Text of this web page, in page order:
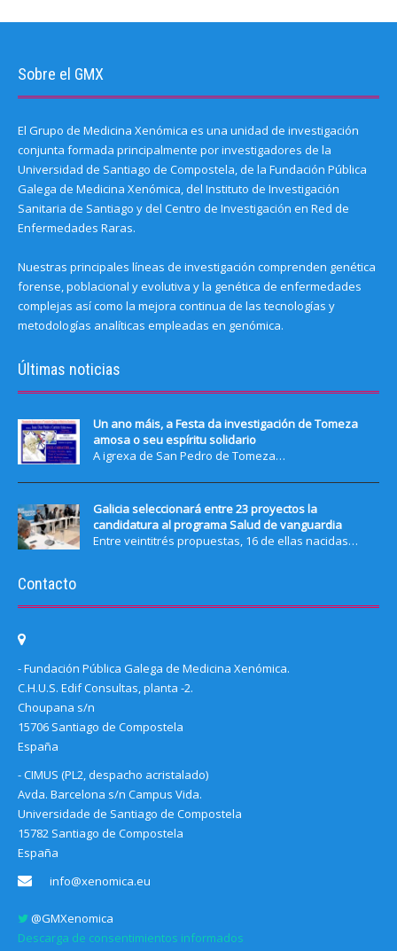
Sobre el GMX
El Grupo de Medicina Xenómica es una unidad de investigación
conjunta formada principalmente por investigadores de la
Universidad de Santiago de Compostela, de la Fundación Pública
Galega de Medicina Xenómica, del Instituto de Investigación
Sanitaria de Santiago y del Centro de Investigación en Red de
Enfermedades Raras.
Nuestras principales líneas de investigación comprenden genética
forense, poblacional y evolutiva y la genética de enfermedades
complejas así como la mejora continua de las tecnologías y
metodologías analíticas empleadas en genómica.
Últimas noticias
Un ano máis, a Festa da investigación de Tomeza
amosa o seu espíritu solidario
A igrexa de San Pedro de Tomeza…
Galicia seleccionará entre 23 proyectos la
candidatura al programa Salud de vanguardia
Entre veintitrés propuestas, 16 de ellas nacidas…
Contacto
- Fundación Pública Galega de Medicina Xenómica.
C.H.U.S. Edif Consultas, planta -2.
Choupana s/n
15706 Santiago de Compostela
España
- CIMUS (PL2, despacho acristalado)
Avda. Barcelona s/n Campus Vida.
Universidade de Santiago de Compostela
15782 Santiago de Compostela
España
info@xenomica.eu
@GMXenomica
Descarga de consentimientos informados